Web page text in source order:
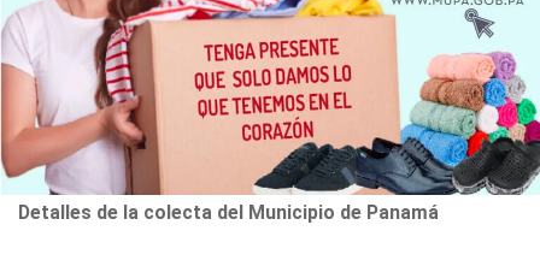
Detalles de la colecta del Municipio de Panamá